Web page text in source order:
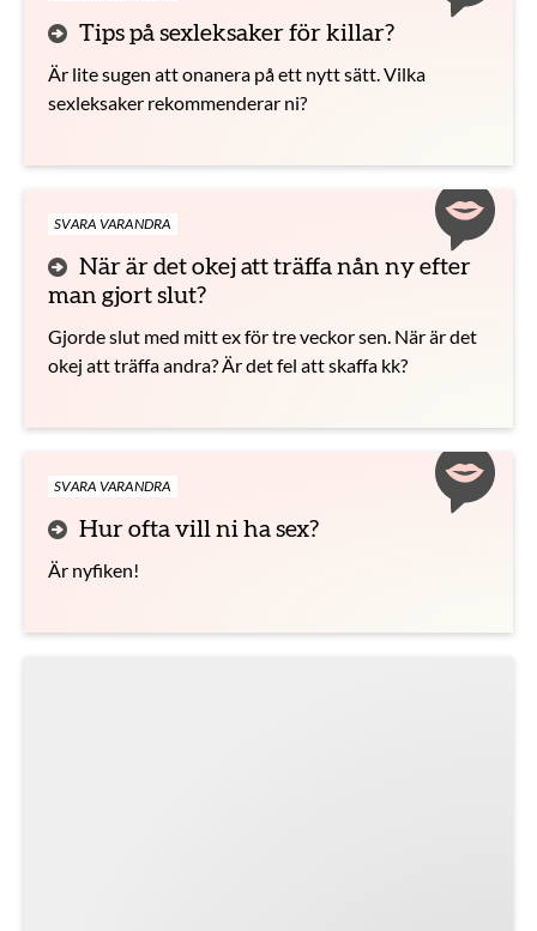
Tips på sexleksaker för killar?
Är lite sugen att onanera på ett nytt sätt. Vilka
sexleksaker rekommenderar ni?
SVARA VARANDRA
När är det okej att träffa nån ny efter
man gjort slut?
Gjorde slut med mitt ex för tre veckor sen. När är det
okej att träffa andra? Är det fel att skaffa kk?
SVARA VARANDRA
Hur ofta vill ni ha sex?
Är nyfiken!